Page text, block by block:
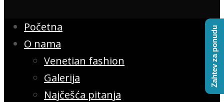
Početna
O nama
Venetian fashion
Galerija
Najčešća pitanja
Zahtev za ponudu